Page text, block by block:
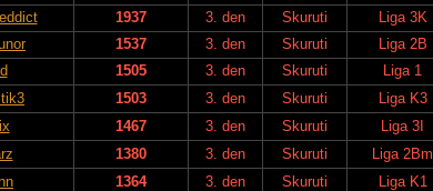
1937 3. den Skuruti Liga 3K
1537 3. den Skuruti Liga 2B
1505 3. den Skuruti Liga 1
1503 3. den Skuruti Liga K3
1467 3. den Skuruti Liga 3I
1380 3. den Skuruti Liga 2Bm
1364 3. den Skuruti Liga K1